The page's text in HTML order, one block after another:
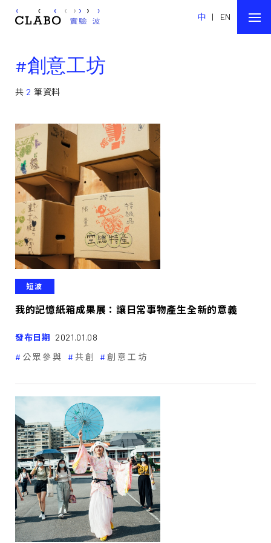
中 | EN
#創意工坊
共 2 筆資料
短波
我的記憶紙箱成果展：讓日常事物產生全新的意義
發布日期 2021.01.08
公眾參與
共創 創意工坊